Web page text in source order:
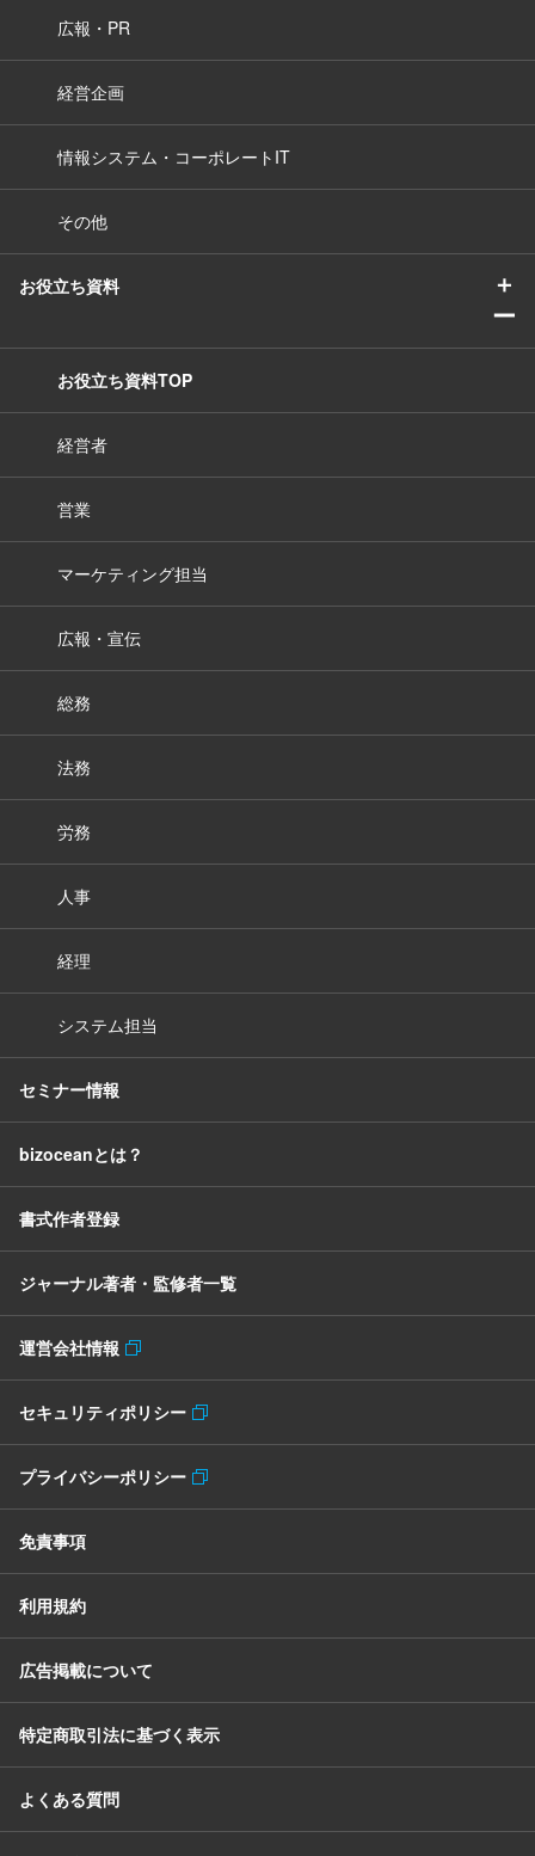
広報・PR
経営企画
情報システム・コーポレートIT
その他
お役立ち資料
＋
ー
お役立ち資料TOP
経営者
営業
マーケティング担当
広報・宣伝
総務
法務
労務
人事
経理
システム担当
セミナー情報
bizoceanとは？
書式作者登録
ジャーナル著者・監修者一覧
運営会社情報
セキュリティポリシー
プライバシーポリシー
免責事項
利用規約
広告掲載について
特定商取引法に基づく表示
よくある質問